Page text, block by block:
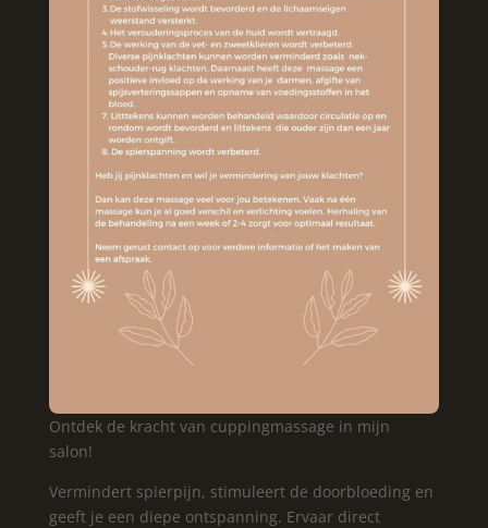
Ontdek de kracht van cuppingmassage in mijn
salon!
Vermindert spierpijn, stimuleert de doorbloeding en
geeft je een diepe ontspanning. Ervaar direct